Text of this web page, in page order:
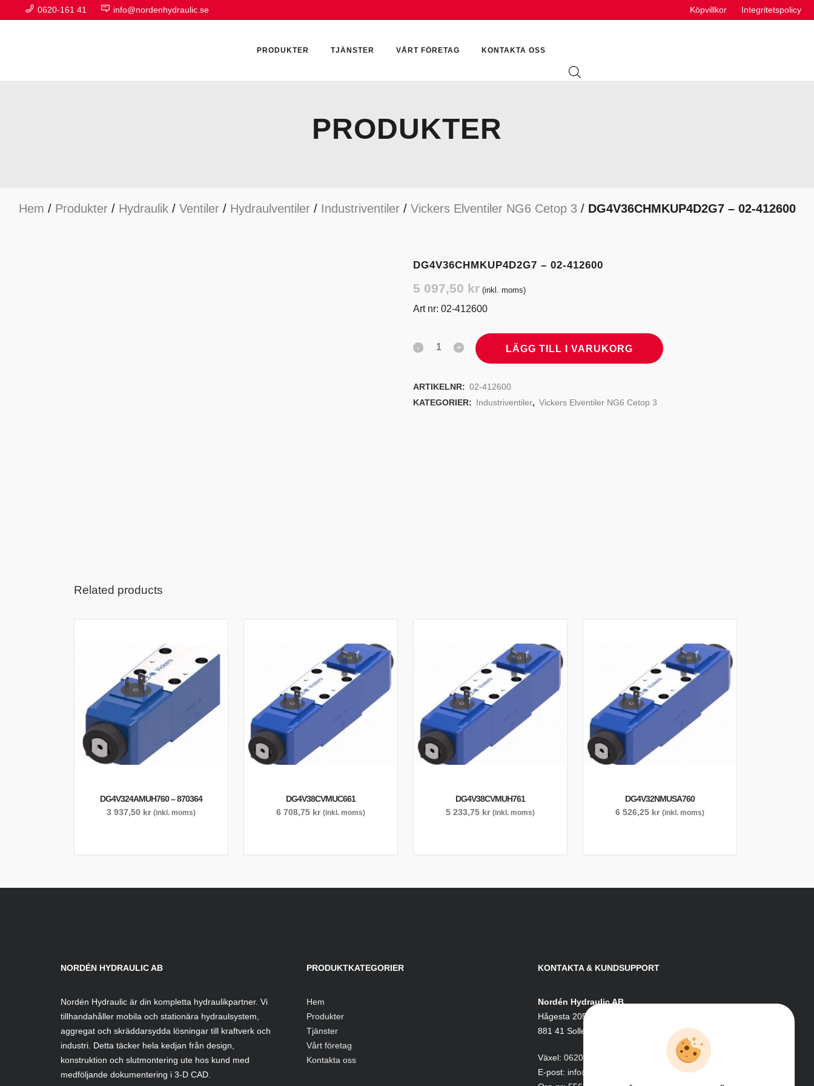
0620-161 41 info@nordenhydraulic.se Köpvillkor Integritetspolicy
PRODUKTER
HYDRAULIKTILLBEHÖR HYDRAULMOTORER VÄTSKOR
TJÄNSTER VÅRT FÖRETAG KONTAKTA OSS
PRODUKTER
Hem / Produkter/ Hydraulik/ Ventiler/ Hydraulventiler/ Industriventiler/ Vickers Elventiler NG6 Cetop 3/ DG4V36CHMKUP4D2G7 – 02-412600
DG4V36CHMKUP4D2G7 – 02-412600
5 097,50 kr (inkl. moms)
Art nr: 02-412600
LÄGG TILL I VARUKORG
ARTIKELNR: 02-412600
KATEGORIER: Industriventiler, Vickers Elventiler NG6 Cetop 3
Related products
DG4V324AMUH760 – 870364
3 937,50 kr (inkl. moms)
DG4V38CVMUC661
6 708,75 kr (inkl. moms)
DG4V38CVMUH761
5 233,75 kr (inkl. moms)
DG4V32NMUSA760
6 526,25 kr (inkl. moms)
NORDÉN HYDRAULIC AB
Nordén Hydraulic är din kompletta hydraulikpartner. Vi
tillhandahåller mobila och stationära hydraulsystem,
aggregat och skräddarsydda lösningar till kraftverk och
industri. Detta täcker hela kedjan från design,
konstruktion och slutmontering ute hos kund med
medföljande dokumentering i 3-D CAD.
PRODUKTKATEGORIER
Hem
Produkter
Tjänster
Vårt företag
Kontakta oss
KONTAKTA & KUNDSUPPORT
Nordén Hydraulic AB
Hågesta 205
881 41 Sollefteå
Växel: 0620-161 41
E-post: info@nordenhydraulic.se